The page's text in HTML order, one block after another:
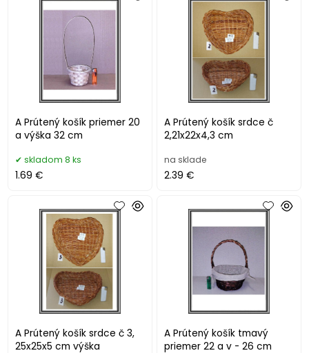
A Prútený košík priemer 20
a výška 32 cm
skladom 8 ks
1.69 €
A Prútený košík srdce č
2,21x22x4,3 cm
na sklade
2.39 €
A Prútený košík srdce č 3,
25x25x5 cm výška
A Prútený košík tmavý
priemer 22 a v - 26 cm